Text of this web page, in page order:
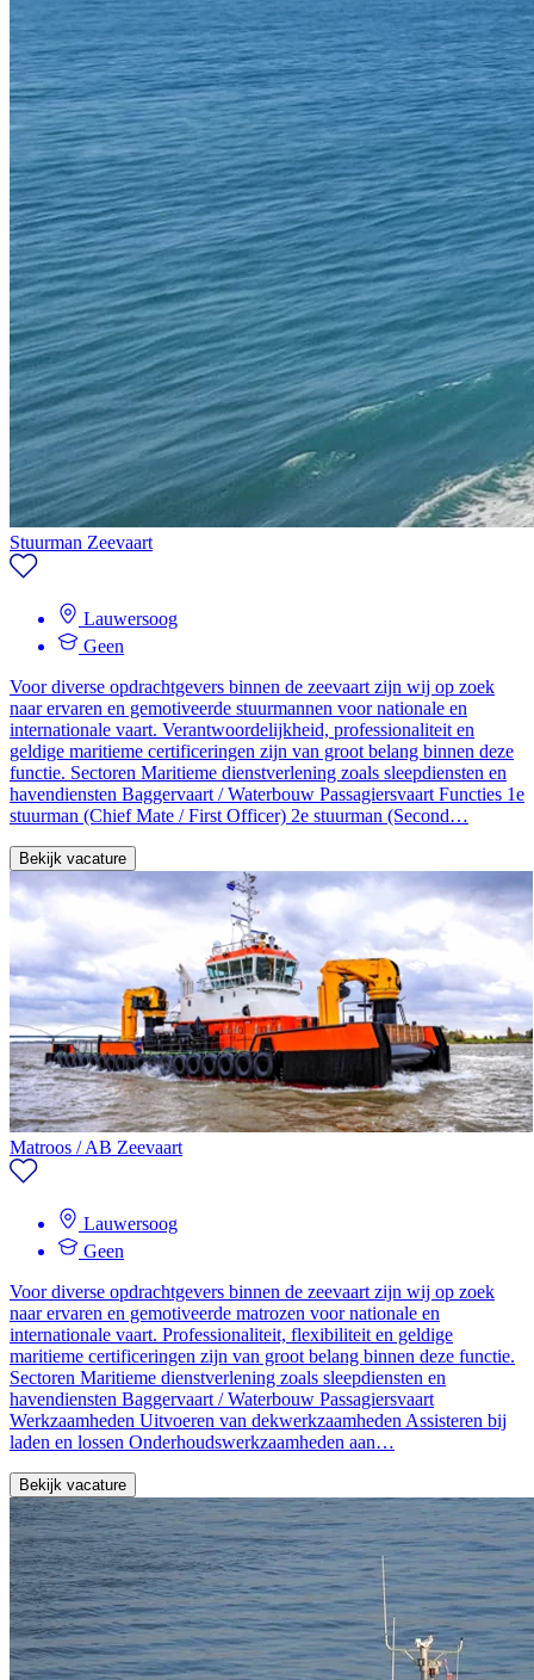
Stuurman Zeevaart
Lauwersoog
Geen
Voor diverse opdrachtgevers binnen de zeevaart zijn wij op zoek
naar ervaren en gemotiveerde stuurmannen voor nationale en
internationale vaart. Verantwoordelijkheid, professionaliteit en
geldige maritieme certificeringen zijn van groot belang binnen deze
functie. Sectoren Maritieme dienstverlening zoals sleepdiensten en
havendiensten Baggervaart / Waterbouw Passagiersvaart Functies 1e
stuurman (Chief Mate / First Officer) 2e stuurman (Second…
Bekijk vacature
Matroos / AB Zeevaart
Lauwersoog
Geen
Voor diverse opdrachtgevers binnen de zeevaart zijn wij op zoek
naar ervaren en gemotiveerde matrozen voor nationale en
internationale vaart. Professionaliteit, flexibiliteit en geldige
maritieme certificeringen zijn van groot belang binnen deze functie.
Sectoren Maritieme dienstverlening zoals sleepdiensten en
havendiensten Baggervaart / Waterbouw Passagiersvaart
Werkzaamheden Uitvoeren van dekwerkzaamheden Assisteren bij
laden en lossen Onderhoudswerkzaamheden aan…
Bekijk vacature